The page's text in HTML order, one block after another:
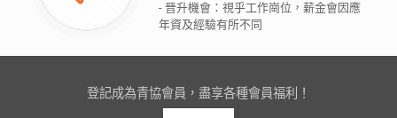
- 晉升機會：視乎工作崗位，薪金會因應
年資及經驗有所不同
登記成為青協會員，盡享各種會員福利！